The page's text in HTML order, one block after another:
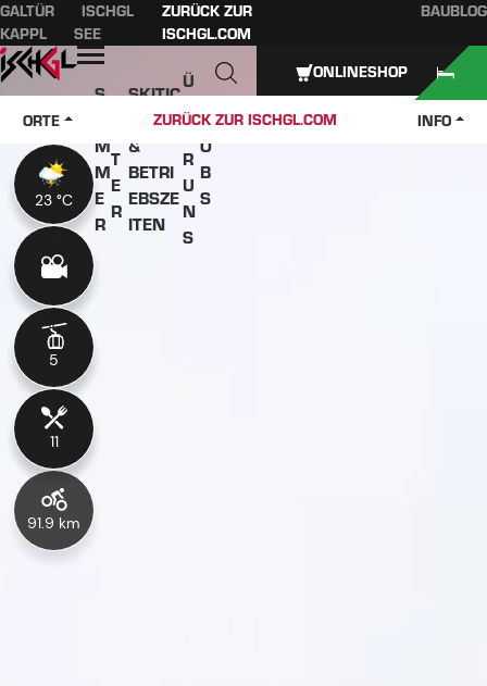
Hauptinhalt
Inhaltsverzeichnis
Hauptnavigation
Inhaltsverzeichnis
GALTÜR
ISCHGL
KAPPL
SEE
ZURÜCK ZUR
ISCHGL.COM
BAUBLOG
Öffnen
S
M
M
E
R
T
E
R
SKITIC
KETS
&
BETRI
EBSZE
ITEN
Ü
B
E
R
U
N
S
J
O
B
S
ORTE ZURÜCK ZUR ISCHGL.COM INFO
ONLINESHOP
23 °C
5
11
91.9 km
23 °C
5
11